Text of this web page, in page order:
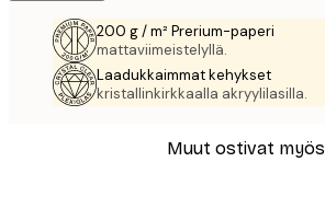
200 g / m² Prerium-paperi
mattaviimeistelyllä.
Laadukkaimmat kehykset
kristallinkirkkaalla akryylilasilla.
Muut ostivat myös